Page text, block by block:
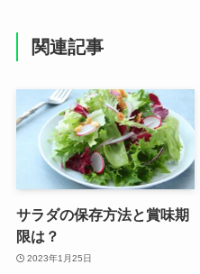
関連記事
サラダの保存方法と賞味期
限は？
2023年1月25日